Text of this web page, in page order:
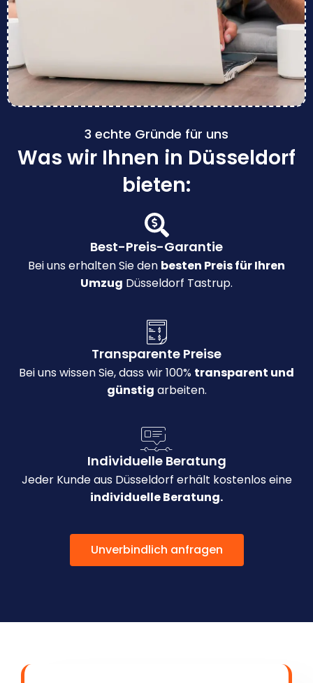
3 echte Gründe für uns
Was wir Ihnen in Düsseldorf
bieten:
Best-Preis-Garantie
Bei uns erhalten Sie den besten Preis für Ihren
Umzug Düsseldorf Tastrup.
Transparente Preise
Bei uns wissen Sie, dass wir 100% transparent und
günstig arbeiten.
Individuelle Beratung
Jeder Kunde aus Düsseldorf erhält kostenlos eine
individuelle Beratung.
Unverbindlich anfragen